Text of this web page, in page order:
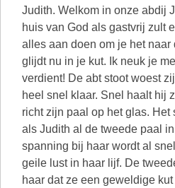
Judith. Welkom in onze abdij
huis van God als gastvrij zult
alles aan doen om je het naar
glijdt nu in je kut. Ik neuk je
verdient! De abt stoot woest
heel snel klaar. Snel haalt hij
richt zijn paal op het glas. Het
als Judith al de tweede paal
spanning bij haar wordt al
geile lust in haar lijf. De
haar dat ze een geweldige